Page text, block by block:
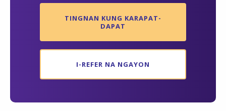
TINGNAN KUNG KARAPAT-
DAPAT
I-REFER NA NGAYON